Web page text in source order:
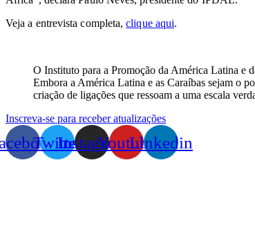
Veja a entrevista completa,clique aqui.
O Instituto para a Promoção da América Latina e
Embora a América Latina e as Caraíbas sejam o
criação de ligações que ressoam a uma escala
Inscreva-se para receber atualizações
TwitterInstagramYoutubeLinkedin